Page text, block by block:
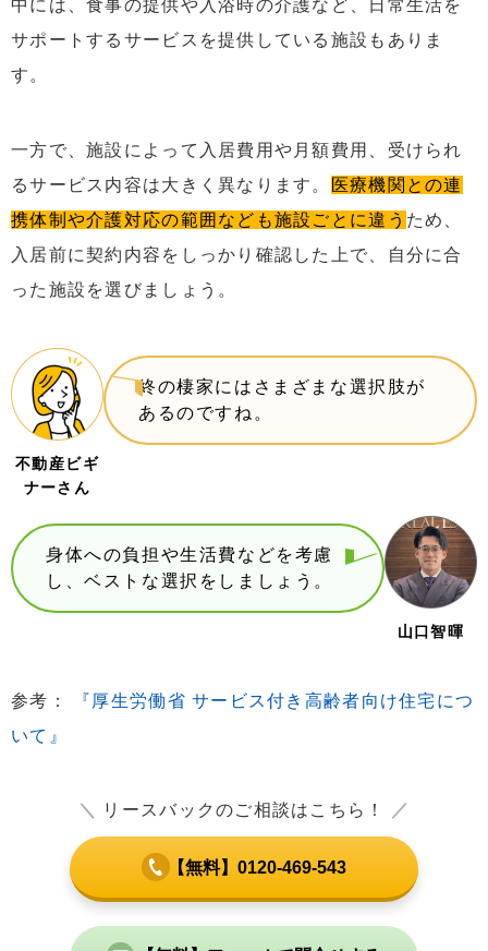
中には、食事の提供や入浴時の介護など、日常生活を
サポートするサービスを提供している施設もありま
す。
一方で、施設によって入居費用や月額費用、受けられ
るサービス内容は大きく異なります。
医療機関との連
携体制や介護対応の範囲なども施設ごとに違う ため、
入居前に契約内容をしっかり確認した上で、自分に合
った施設を選びましょう。
不動産ビギ
ナーさん
終の棲家にはさまざまな選択肢が
あるのですね。
山口智暉
身体への負担や生活費などを考慮
し、ベストな選択をしましょう。
参考：
『厚生労働省 サービス付き高齢者向け住宅につ
いて』
＼ リースバックのご相談はこちら！ ／
【無料】0120-469-543